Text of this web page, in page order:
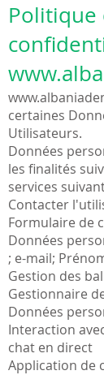
Politique
certaines
Utilisateurs.
Données
les finalités
services
Contacter
Formulaire de
Données
; e-mail;
Gestion des
Gestionnaire
Données
Interaction
chat en direct
Application de